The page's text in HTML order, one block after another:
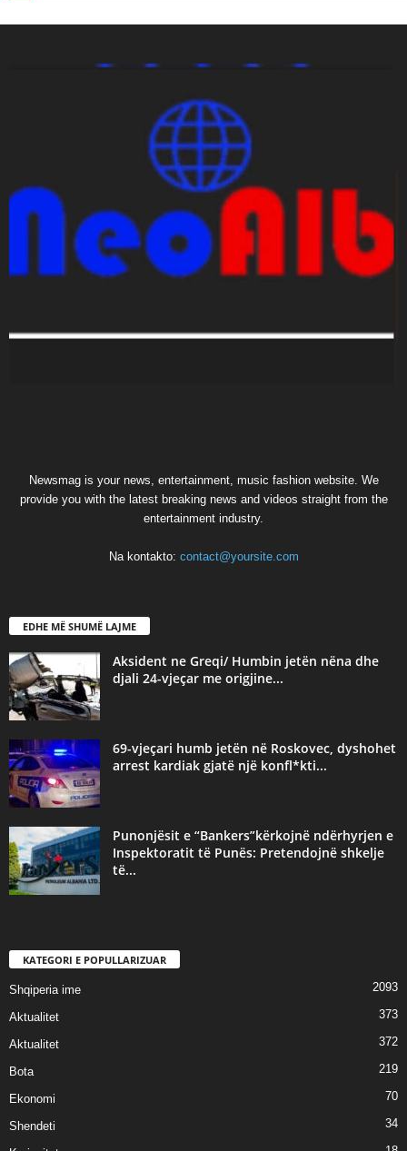
Newsmag is your news, entertainment, music fashion website. We
provide you with the latest breaking news and videos straight from the
entertainment industry.
Na kontakto: contact@yoursite.com
EDHE MË SHUMË LAJME
Aksident ne Greqi/ Humbin jetën nëna dhe
djali 24-vjeçar me origjine...
69-vjeçari humb jetën në Roskovec, dyshohet
arrest kardiak gjatë një konfl*kti...
Punonjësit e “Bankers”kërkojnë ndërhyrjen e
Inspektoratit të Punës: Pretendojnë shkelje
të...
KATEGORI E POPULLARIZUAR
Shqiperia ime 2093
Aktualitet 373
Aktualitet 372
Bota 219
Ekonomi 70
Shendeti 34